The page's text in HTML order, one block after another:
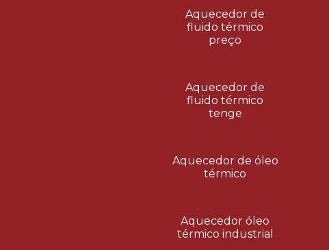
Aquecedor de
fluido térmico
preço
Aquecedor de
fluido térmico
tenge
Aquecedor de óleo
térmico
Aquecedor óleo
térmico industrial